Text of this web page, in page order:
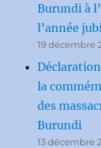
Burundi à
l’année
19 décembre
la
des
Burundi
13 décembre